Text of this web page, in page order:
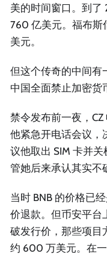
美的时间窗口。到了
760 亿美元。福布斯
美元。
但这个传奇的中间有
中国全面禁止加密货
禁令发布前一夜，CZ
他紧急开电话会议，
议他取出 SIM 卡并
管她后来承认其实不
当时 BNB 的价格已
价退款。但币安平台
破发行价，那些项目
约 600 万美元。在